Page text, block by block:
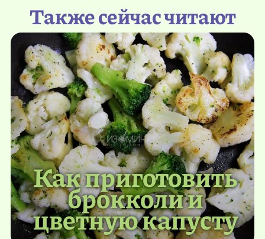
Также сейчас читают
Как приготовить
брокколи и
цветную капусту